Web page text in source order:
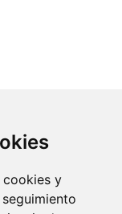
y